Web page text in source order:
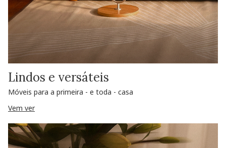
Lindos e versáteis
Móveis para a primeira - e toda - casa
Vem ver